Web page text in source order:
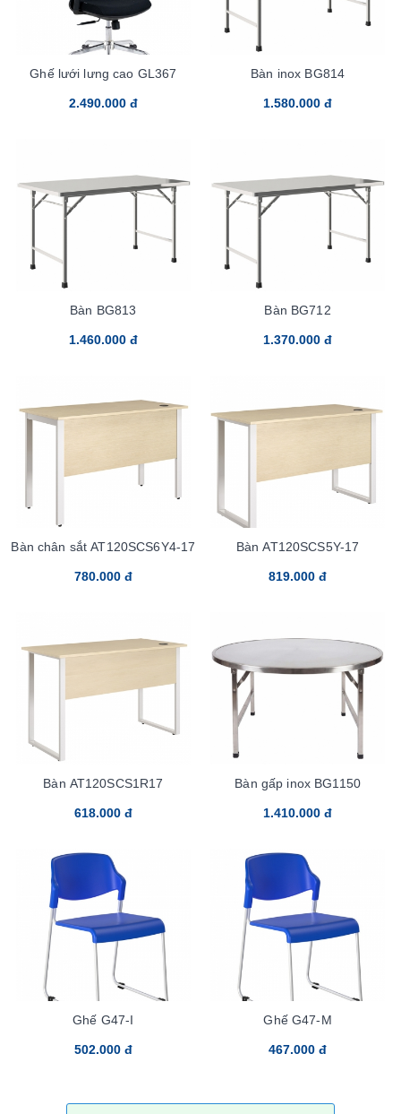
Ghế lưới lưng cao GL367
2.490.000 đ
Bàn inox BG814
1.580.000 đ
Bàn BG813
1.460.000 đ
Bàn BG712
1.370.000 đ
Bàn chân sắt AT120SCS6Y4-17
780.000 đ
Bàn AT120SCS5Y-17
819.000 đ
Bàn AT120SCS1R17
618.000 đ
Bàn gấp inox BG1150
1.410.000 đ
Ghế G47-I
502.000 đ
Ghế G47-M
467.000 đ